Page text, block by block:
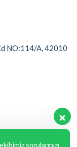
NO:114/A, 42010
sorularınızı